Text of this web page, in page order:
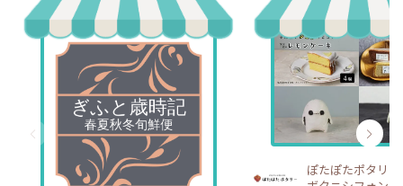
ぽたぽたポタリ